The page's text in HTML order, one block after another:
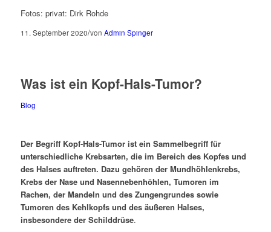
Fotos: privat: Dirk Rohde
11. September 2020/von Admin Spinger
Was ist ein Kopf-Hals-Tumor?
Blog
Der Begriff Kopf-Hals-Tumor ist ein Sammelbegriff für
unterschiedliche Krebsarten, die im Bereich des Kopfes und
des Halses auftreten. Dazu gehören der Mundhöhlenkrebs,
Krebs der Nase und Nasennebenhöhlen, Tumoren im
Rachen, der Mandeln und des Zungengrundes sowie
Tumoren des Kehlkopfs und des äußeren Halses,
insbesondere der Schilddrüse.